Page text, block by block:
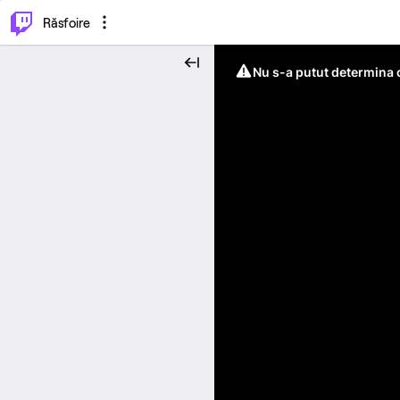
Răsfoire
Nu s-a putut